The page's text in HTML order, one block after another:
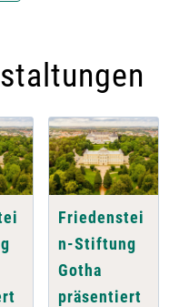
Friedenstei
n-Stiftung
Gotha
präsentiert